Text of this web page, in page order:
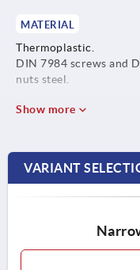
MATERIAL
Thermoplastic.
DIN 7984 screws and
nuts steel.
Show more
VARIANT